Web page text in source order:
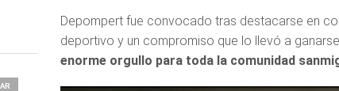
Depompert fue convocado tras destacarse en
deportivo y un compromiso que lo llevó a
enorme orgullo para toda la comunidad